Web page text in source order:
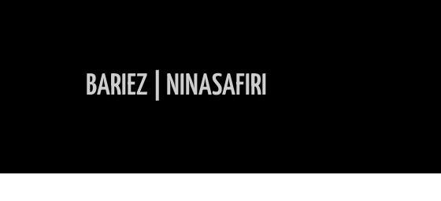
BARIEZ | NINASAFIRI